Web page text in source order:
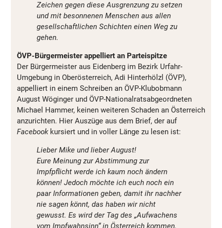
Zeichen gegen diese Ausgrenzung zu setzen
und mit besonnenen Menschen aus allen
gesellschaftlichen Schichten einen Weg zu
gehen.
ÖVP-Bürgermeister appelliert an Parteispitze
Der Bürgermeister aus Eidenberg im Bezirk Urfahr-
Umgebung in Oberösterreich, Adi Hinterhölzl (ÖVP),
appelliert in einem Schreiben an ÖVP-Klubobmann
August Wöginger und ÖVP-Nationalratsabgeordneten
Michael Hammer, keinen weiteren Schaden an Österreich
anzurichten. Hier Auszüge aus dem Brief, der auf
Facebookkursiert und in voller Länge zu lesen ist:
Lieber Mike und lieber August!
Eure Meinung zur Abstimmung zur
Impfpflicht werde ich kaum noch ändern
können! Jedoch möchte ich euch noch ein
paar Informationen geben, damit ihr nachher
nie sagen könnt, das haben wir nicht
gewusst. Es wird der Tag des „Aufwachens